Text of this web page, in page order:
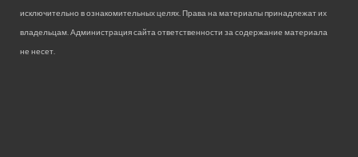
исключительно в ознакомительных целях. Права на материалы принадлежат их
владельцам. Администрация сайта ответственности за содержание материала
не несет.